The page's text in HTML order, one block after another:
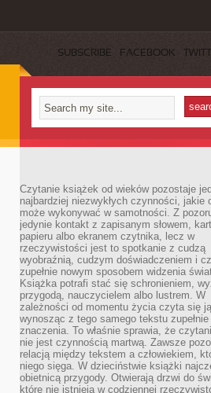
SUBSCRIBE FACEBOOK
Czytanie książek od wieków pozostaje
najbardziej niezwykłych czynności, jakie
może wykonywać w samotności. Z
jedynie kontakt z zapisanym słowem,
papieru albo ekranem czytnika, lecz w
rzeczywistości jest to spotkanie z cudzą
wyobraźnią, cudzym doświadczeniem i
zupełnie nowym sposobem widzenia
Książka potrafi stać się schronieniem,
przygodą, nauczycielem albo lustrem. W
zależności od momentu życia czyta się
wynosząc z tego samego tekstu
znaczenia. To właśnie sprawia, że
nie jest czynnością martwą. Zawsze
relacją między tekstem a człowiekiem,
niego sięga. W dzieciństwie książki
obietnicą przygody. Otwierają drzwi do
które nie istnieją w codziennej